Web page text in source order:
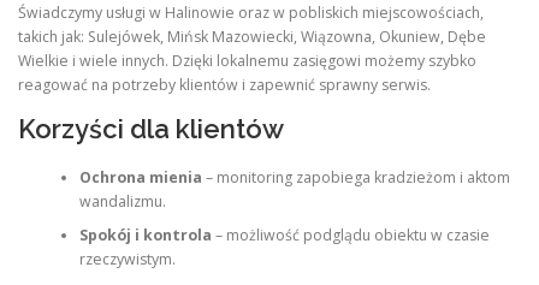
Świadczymy usługi w Halinowie oraz w pobliskich miejscowościach,
takich jak: Sulejówek, Mińsk Mazowiecki, Wiązowna, Okuniew, Dębe
Wielkie i wiele innych. Dzięki lokalnemu zasięgowi możemy szybko
reagować na potrzeby klientów i zapewnić sprawny serwis.
Korzyści dla klientów
Ochrona mienia – monitoring zapobiega kradzieżom i aktom
wandalizmu.
Spokój i kontrola – możliwość podglądu obiektu w czasie
rzeczywistym.